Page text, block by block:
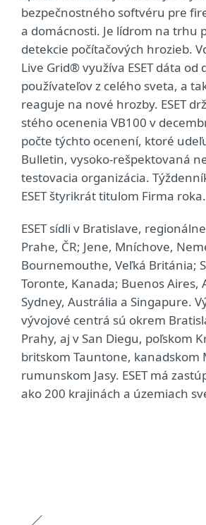
bezpečnostného softvéru pre
a domácnosti. Je lídrom na trhu
detekcie počítačových hrozieb.
Live Grid® využíva ESET dáta od
používateľov z celého sveta, a
reaguje na nové hrozby. ESET
stého ocenenia VB100 v
počte týchto ocenení, ktoré
Bulletin, vysoko-rešpektovaná
testovacia organizácia.
ESET štyrikrát titulom Firma roka.
ESET sídli v Bratislave,
Prahe, ČR; Jene, Mníchove,
Bournemouthe, Veľká Británia;
Toronte, Kanada; Buenos Aires,
Sydney, Austrália a Singapure.
vývojové centrá sú okrem
Prahy, aj v San Diegu, poľskom
britskom Tauntone, kanadskom
rumunskom Jasy. ESET má
ako 200 krajinách a územiach